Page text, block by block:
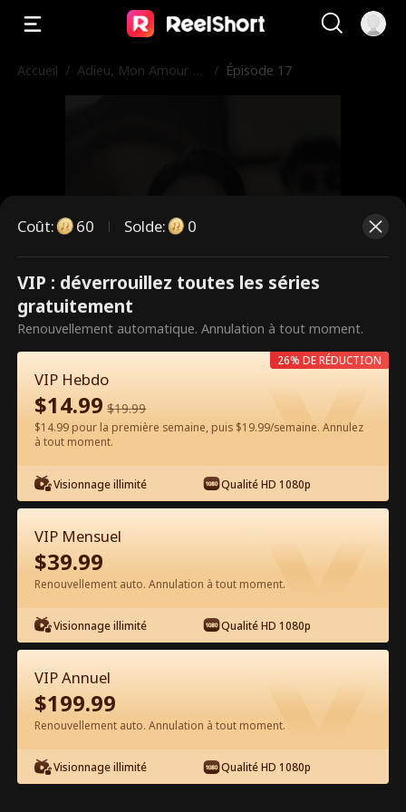
Accueil / Adieu, Mon Amour Tr
/ Épisode 17
Ce sont des épisodes payants.
Débloquez pour regarder.
60 Débloquer maintenant
Épisode 17 - Adieu, Mon Amour
Trompeur Film complet
1-50 51-56 Tous les épisodes
17
Coût: 60 Solde: 0
VIP : déverrouillez toutes les séries
gratuitement
Renouvellement automatique. Annulation à tout moment.
VIP Hebdo
$14.99 $19.99
$14.99 pour la première semaine, puis $19.99/semaine. Annulez
à tout moment.
Visionnage illimité Qualité HD 1080p
26% DE RÉDUCTION
VIP Mensuel
$39.99
Renouvellement auto. Annulation à tout moment.
Visionnage illimité Qualité HD 1080p
VIP Annuel
$199.99
Renouvellement auto. Annulation à tout moment.
Visionnage illimité Qualité HD 1080p